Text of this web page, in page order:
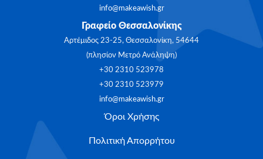
info@makeawish.gr
Γραφείο Θεσσαλονίκης
Αρτέμιδος 23-25, Θεσσαλονίκη, 54644
(πλησίον Μετρό Ανάληψη)
+30 2310 523978
+30 2310 523979
info@makeawish.gr
Όροι Χρήσης
Πολιτική Απορρήτου